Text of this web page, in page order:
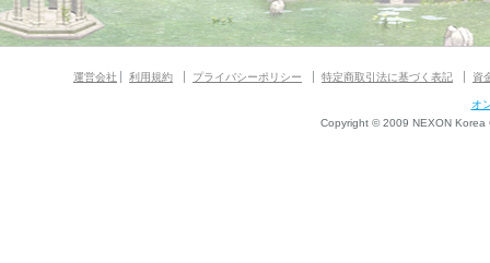
運営会社 利用規約 プライバシーポリシー 特定商取引法に基づく表記 資
オ
Copyright © 2009 NEXON Korea